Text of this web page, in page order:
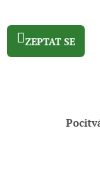
ZEPTAT SE